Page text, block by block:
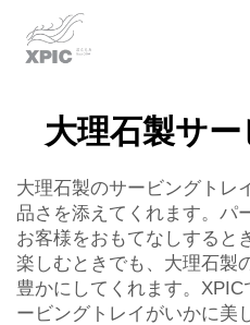
大理石製サ
大理石製のサービングトレ
品さを添えてくれます。パ
お客様をおもてなしすると
楽しむときでも、大理石製
豊かにしてくれます。
ービングトレイがいかに美